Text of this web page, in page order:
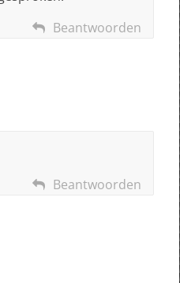
Beantwoorden
Beantwoorden